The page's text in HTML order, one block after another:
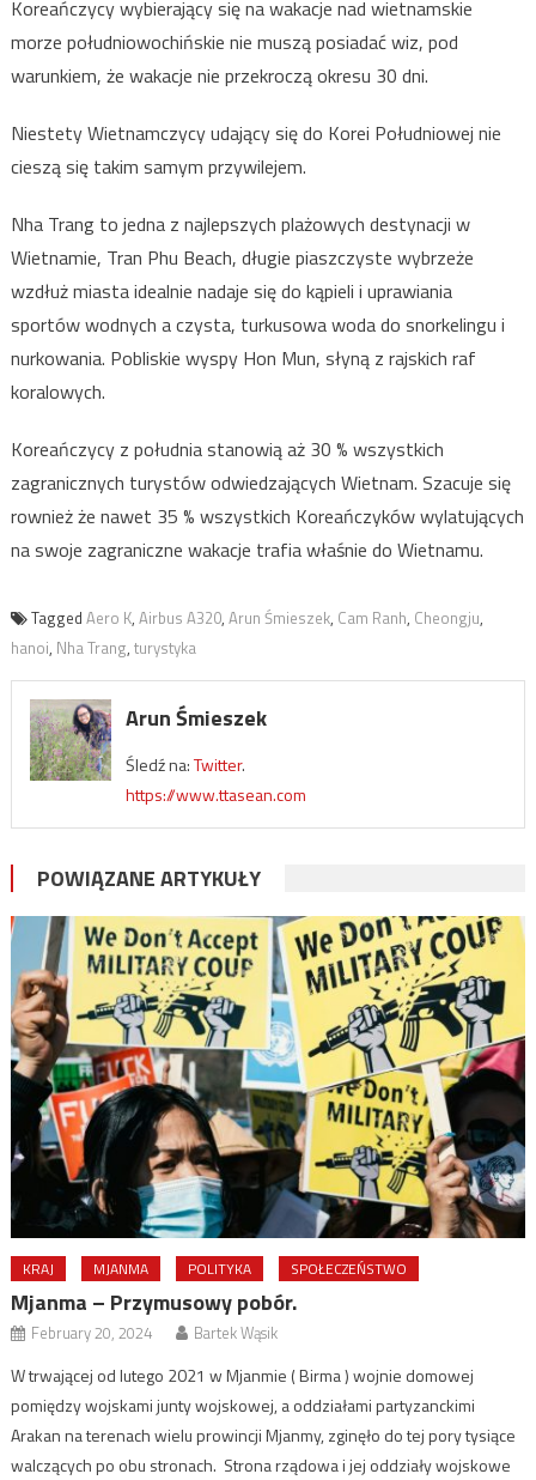
Koreańczycy wybierający się na wakacje nad wietnamskie
morze południowochińskie nie muszą posiadać wiz, pod
warunkiem, że wakacje nie przekroczą okresu 30 dni.
Niestety Wietnamczycy udający się do Korei Południowej nie
cieszą się takim samym przywilejem.
Nha Trang to jedna z najlepszych plażowych destynacji w
Wietnamie, Tran Phu Beach, długie piaszczyste wybrzeże
wzdłuż miasta idealnie nadaje się do kąpieli i uprawiania
sportów wodnych a czysta, turkusowa woda do snorkelingu i
nurkowania. Pobliskie wyspy Hon Mun, słyną z rajskich raf
koralowych.
Koreańczycy z południa stanowią aż 30 % wszystkich
zagranicznych turystów odwiedzających Wietnam. Szacuje się
rownież że nawet 35 % wszystkich Koreańczyków wylatujących
na swoje zagraniczne wakacje trafia właśnie do Wietnamu.
Tagged Aero K, Airbus A320, Arun Śmieszek, Cam Ranh, Cheongju,
hanoi, Nha Trang, turystyka
Arun Śmieszek
Śledź na:Twitter.
https://www.ttasean.com
POWIĄZANE ARTYKUŁY
KRAJ MJANMA POLITYKA SPOŁECZEŃSTWO
Mjanma – Przymusowy pobór.
February 20, 2024 Bartek Wąsik
W trwającej od lutego 2021 w Mjanmie ( Birma ) wojnie domowej
pomiędzy wojskami junty wojskowej, a oddziałami partyzanckimi
Arakan na terenach wielu prowincji Mjanmy, zginęło do tej pory tysiące
walczących po obu stronach. Strona rządowa i jej oddziały wojskowe